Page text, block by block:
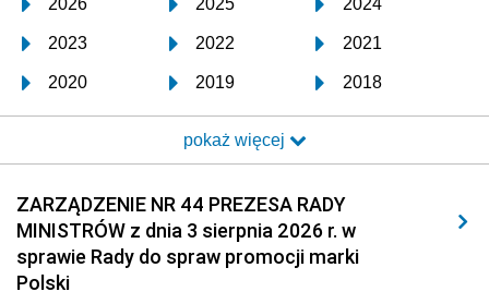
2026 2025 2024
2023 2022 2021
2020 2019 2018
2017 2016 2015
2014 2013 2012
2011 2010 2009
2008 2007 2006
2005
pokaż więcej
ZARZĄDZENIE NR 44 PREZESA RADY
MINISTRÓW z dnia 3 sierpnia 2026 r. w
sprawie Rady do spraw promocji marki
Polski